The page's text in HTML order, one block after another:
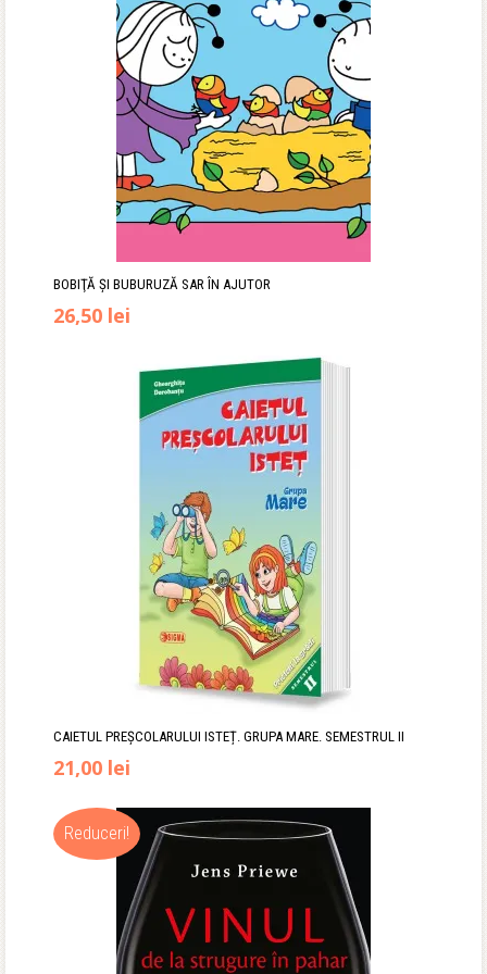
BOBIŢĂ ŞI BUBURUZĂ SAR ÎN AJUTOR
Prețul
26,50 lei
este:
26,50 lei.
CAIETUL PREŞCOLARULUI ISTEȚ. GRUPA MARE. SEMESTRUL II
21,00 lei
Reduceri!